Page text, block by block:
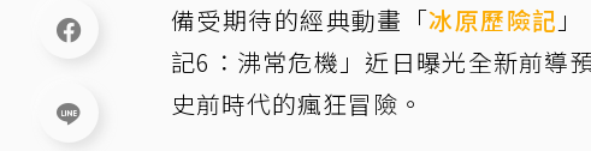
備受期待的經典動畫「冰原歷險記
記6：沸常危機」近日曝光全新前導
史前時代的瘋狂冒險。